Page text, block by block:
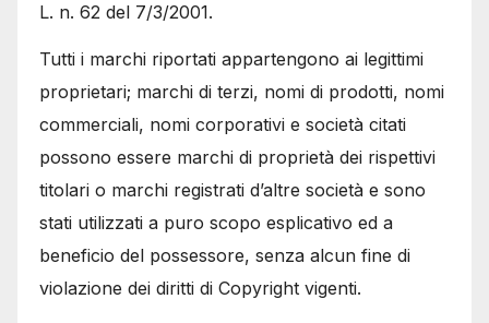
L. n. 62 del 7/3/2001.
Tutti i marchi riportati appartengono ai legittimi
proprietari; marchi di terzi, nomi di prodotti, nomi
commerciali, nomi corporativi e società citati
possono essere marchi di proprietà dei rispettivi
titolari o marchi registrati d’altre società e sono
stati utilizzati a puro scopo esplicativo ed a
beneficio del possessore, senza alcun fine di
violazione dei diritti di Copyright vigenti.